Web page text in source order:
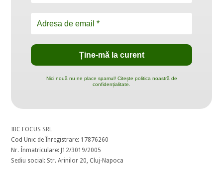
Nici nouă nu ne place spamul! Citește politica noastră de
confidențialitate.
IBC FOCUS SRL
Cod Unic de Înregistrare: 17876260
Nr. Înmatriculare: J12/3019/2005
Sediu social: Str. Arinilor 20, Cluj-Napoca